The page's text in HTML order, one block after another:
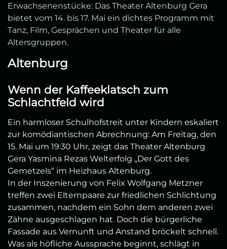
Erwachsenenstücke: Das Theater Altenburg Gera
bietet vom 14. bis 17. Mai ein dichtes Programm mit
Tanz, Film, Gesprächen und Theater für alle
Altersgruppen.
Altenburg
Wenn der Kaffeeklatsch zum
Schlachtfeld wird
Ein harmloser Schulhofstreit unter Kindern eskaliert
zur komödiantischen Abrechnung: Am Freitag, den
15. Mai um 19:30 Uhr, zeigt das Theater Altenburg
Gera Yasmina Rezas Welterfolg „Der Gott des
Gemetzels“ im Heizhaus Altenburg.
In der Inszenierung von Felix Wolfgang Metzner
treffen zwei Elternpaare zur friedlichen Schlichtung
zusammen, nachdem ein Sohn dem anderen zwei
Zähne ausgeschlagen hat. Doch die bürgerliche
Fassade aus Vernunft und Anstand bröckelt schnell.
Was als höfliche Aussprache beginnt, schlägt in